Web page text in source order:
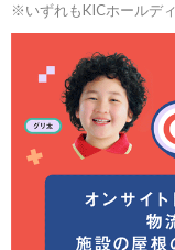
※いずれもKICホールデ